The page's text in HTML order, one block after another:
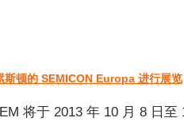
顿的 SEMICON Europa 进行展览
将于 2013 年 10 月 8 日至